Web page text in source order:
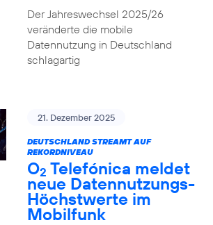
Der Jahreswechsel 2025/26
veränderte die mobile
Datennutzung in Deutschland
schlagartig
21. Dezember 2025
DEUTSCHLAND STREAMT AUF
REKORDNIVEAU
O2 Telefónica meldet
neue Datennutzungs-
Höchstwerte im
Mobilfunk